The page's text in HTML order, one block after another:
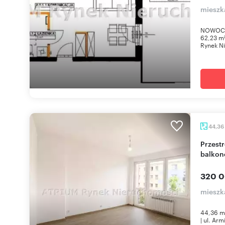
62,23
Rynek
44,36
Przestronne 2-pokojowe po remoncie z
320
44,36
| ul.